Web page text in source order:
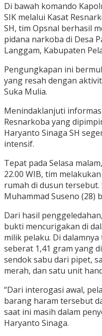
Di bawah komando
SIK melalui Kasat
SH, tim Opsnal berhasil
pidana narkoba di Desa
Langgam, Kabupaten
Pengungkapan ini
yang resah dengan
Suka Mulia.
Menindaklanjuti
Resnarkoba yang
Haryanto Sinaga SH
intensif.
Tepat pada Selasa
22.00 WIB, tim
rumah di dusun
Muhammad Suseno (28)
Dari hasil
bukti mencurigakan di
milik pelaku. Di
seberat 1,41 gram yang
sendok sabu dari pipet,
merah, dan satu unit
“Dari interogasi awal,
barang haram tersebut
saat ini masih dalam
Haryanto Sinaga.